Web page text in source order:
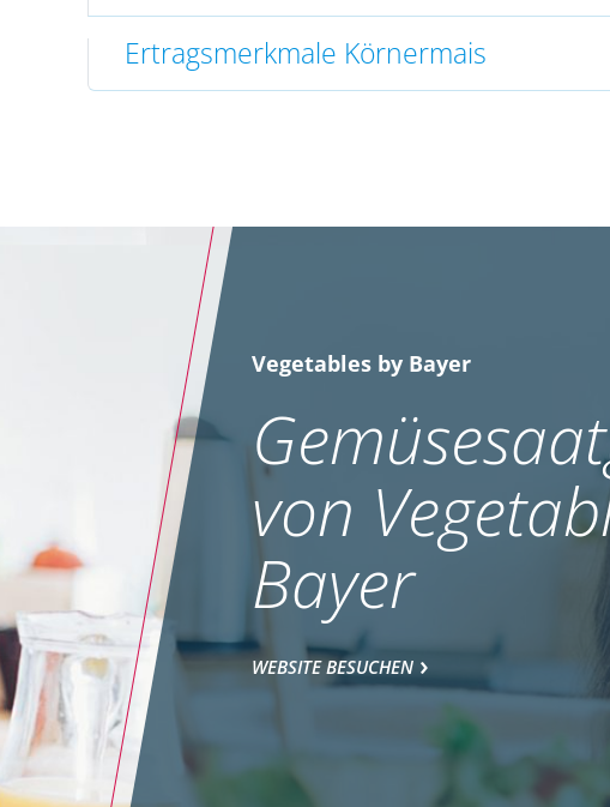
Ertragsmerkmale Körnermais
Vegetables by Bayer
von
Bayer
WEBSITE BESUCHEN